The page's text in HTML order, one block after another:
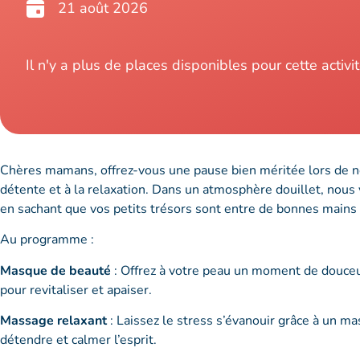
21 août 2026
Il n'y a plus de places disponibles pour cette
Chères mamans, offrez-vous une pause bien méritée lors de
détente et à la relaxation. Dans un atmosphère douillet,
en sachant que vos petits trésors sont entre de bonnes
Au programme :
Masque de beauté : Offrez à votre peau un moment de
pour revitaliser et apaiser.
Massage relaxant: Laissez le stress s’évanouir grâce à un
détendre et calmer l’esprit.